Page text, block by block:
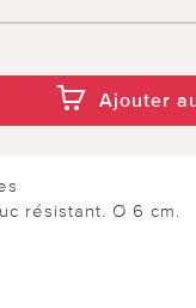
Ajouter
résistant. Ø 6 cm.